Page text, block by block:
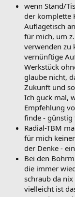
wenn Stand/
der komplette
Auflagetisch
für mich, um
verwenden zu
vernünftige
Werkstück
glaube nicht,
Zukunft und so
Ich guck mal,
Empfehlung
finde - günstig
Radial-TBM
für mich
der Denke -
Bei den
die immer
schraub da
vielleicht ist